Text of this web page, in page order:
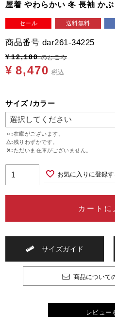
屋着 やわらかい 冬 長袖 か
セール 送料無料
商品番号 dar261-34225
¥ 12,100 のところ
¥ 8,470 税込
サイズ
カラー
○
在庫がございます。
△ 残りわずかです。
✕
ただいま在庫がございません。
お気に入りに登録す
カートに
サイズガイド
商品について
レビュー